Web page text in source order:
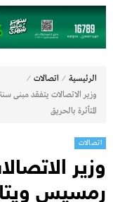
الرئيسية ⁄ اتصالات ⁄
وزير الاتصالات يتفقد مبنى
المتأثرة بالحريق
اتصالات
وزير
رمسيس